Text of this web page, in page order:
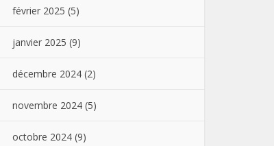
février 2025 (5)
janvier 2025 (9)
décembre 2024 (2)
novembre 2024 (5)
octobre 2024 (9)